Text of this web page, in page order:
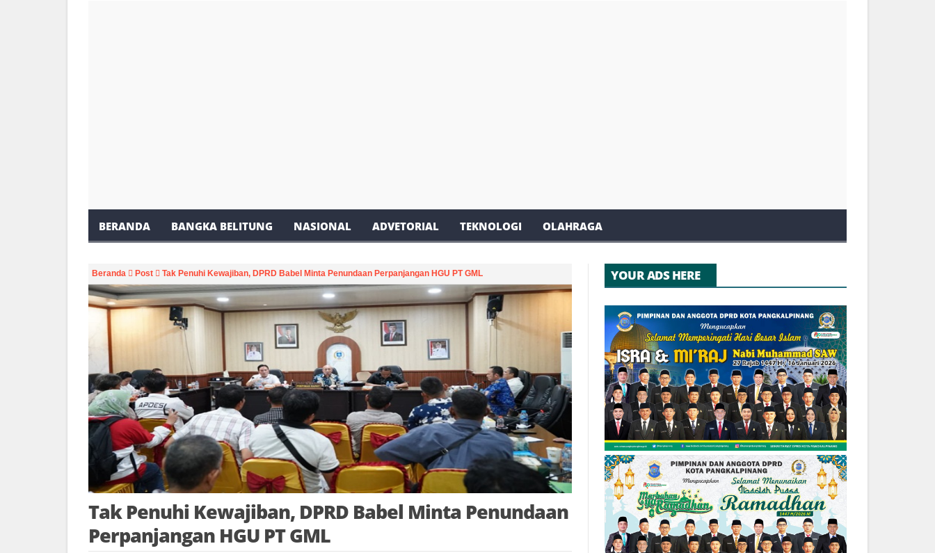
BERANDA BANGKA BELITUNG NASIONAL ADVETORIAL TEKNOLOGI OLAHRAGA
Beranda Post Tak Penuhi Kewajiban, DPRD Babel Minta Penundaan Perpanjangan HGU PT GML
Tak Penuhi Kewajiban, DPRD Babel Minta Penundaan
Perpanjangan HGU PT GML
YOUR ADS HERE